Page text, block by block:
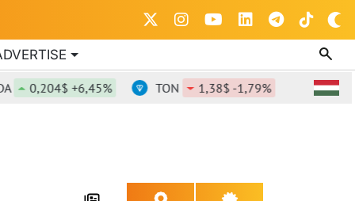
0,204$ +6,45% TON 1,38$ -1,79% DOT